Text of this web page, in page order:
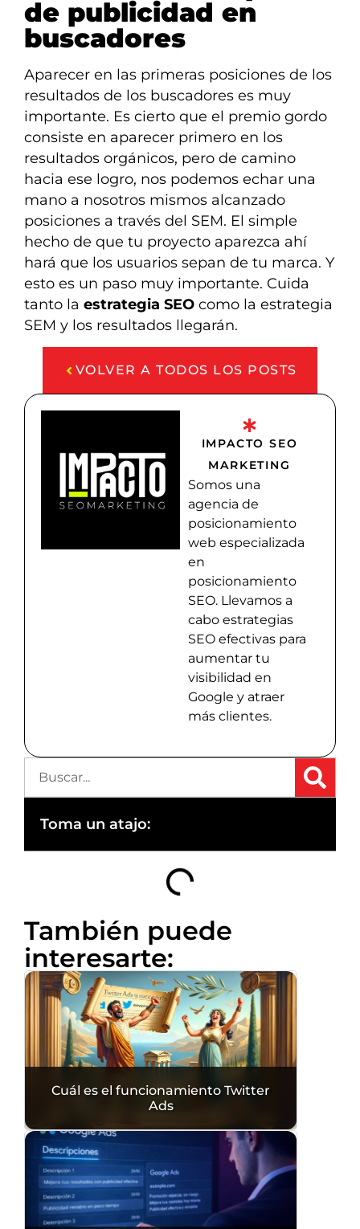
de publicidad en
buscadores
Aparecer en las primeras posiciones de los
resultados de los buscadores es muy
importante. Es cierto que el premio gordo
consiste en aparecer primero en los
resultados orgánicos, pero de camino
hacia ese logro, nos podemos echar una
mano a nosotros mismos alcanzado
posiciones a través del SEM. El simple
hecho de que tu proyecto aparezca ahí
hará que los usuarios sepan de tu marca. Y
esto es un paso muy importante. Cuida
tanto la estrategia SEO como la estrategia
SEM y los resultados llegarán.
VOLVER A TODOS LOS POSTS
IMPACTO SEO
MARKETING
Somos una
agencia de
posicionamiento
web especializada
en
posicionamiento
SEO. Llevamos a
cabo estrategias
SEO efectivas para
aumentar tu
visibilidad en
Google y atraer
más clientes.
Toma un atajo:
También puede
interesarte:
Cuál es el funcionamiento Twitter
Ads